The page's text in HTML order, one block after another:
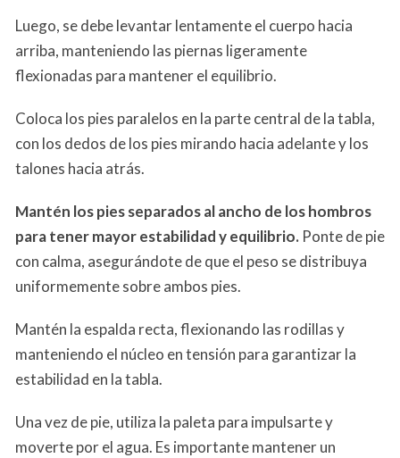
Luego, se debe levantar lentamente el cuerpo hacia
arriba, manteniendo las piernas ligeramente
flexionadas para mantener el equilibrio.
Coloca los pies paralelos en la parte central de la tabla,
con los dedos de los pies mirando hacia adelante y los
talones hacia atrás.
Mantén los pies separados al ancho de los hombros
para tener mayor estabilidad y equilibrio. Ponte de pie
con calma, asegurándote de que el peso se distribuya
uniformemente sobre ambos pies.
Mantén la espalda recta, flexionando las rodillas y
manteniendo el núcleo en tensión para garantizar la
estabilidad en la tabla.
Una vez de pie, utiliza la paleta para impulsarte y
moverte por el agua. Es importante mantener un